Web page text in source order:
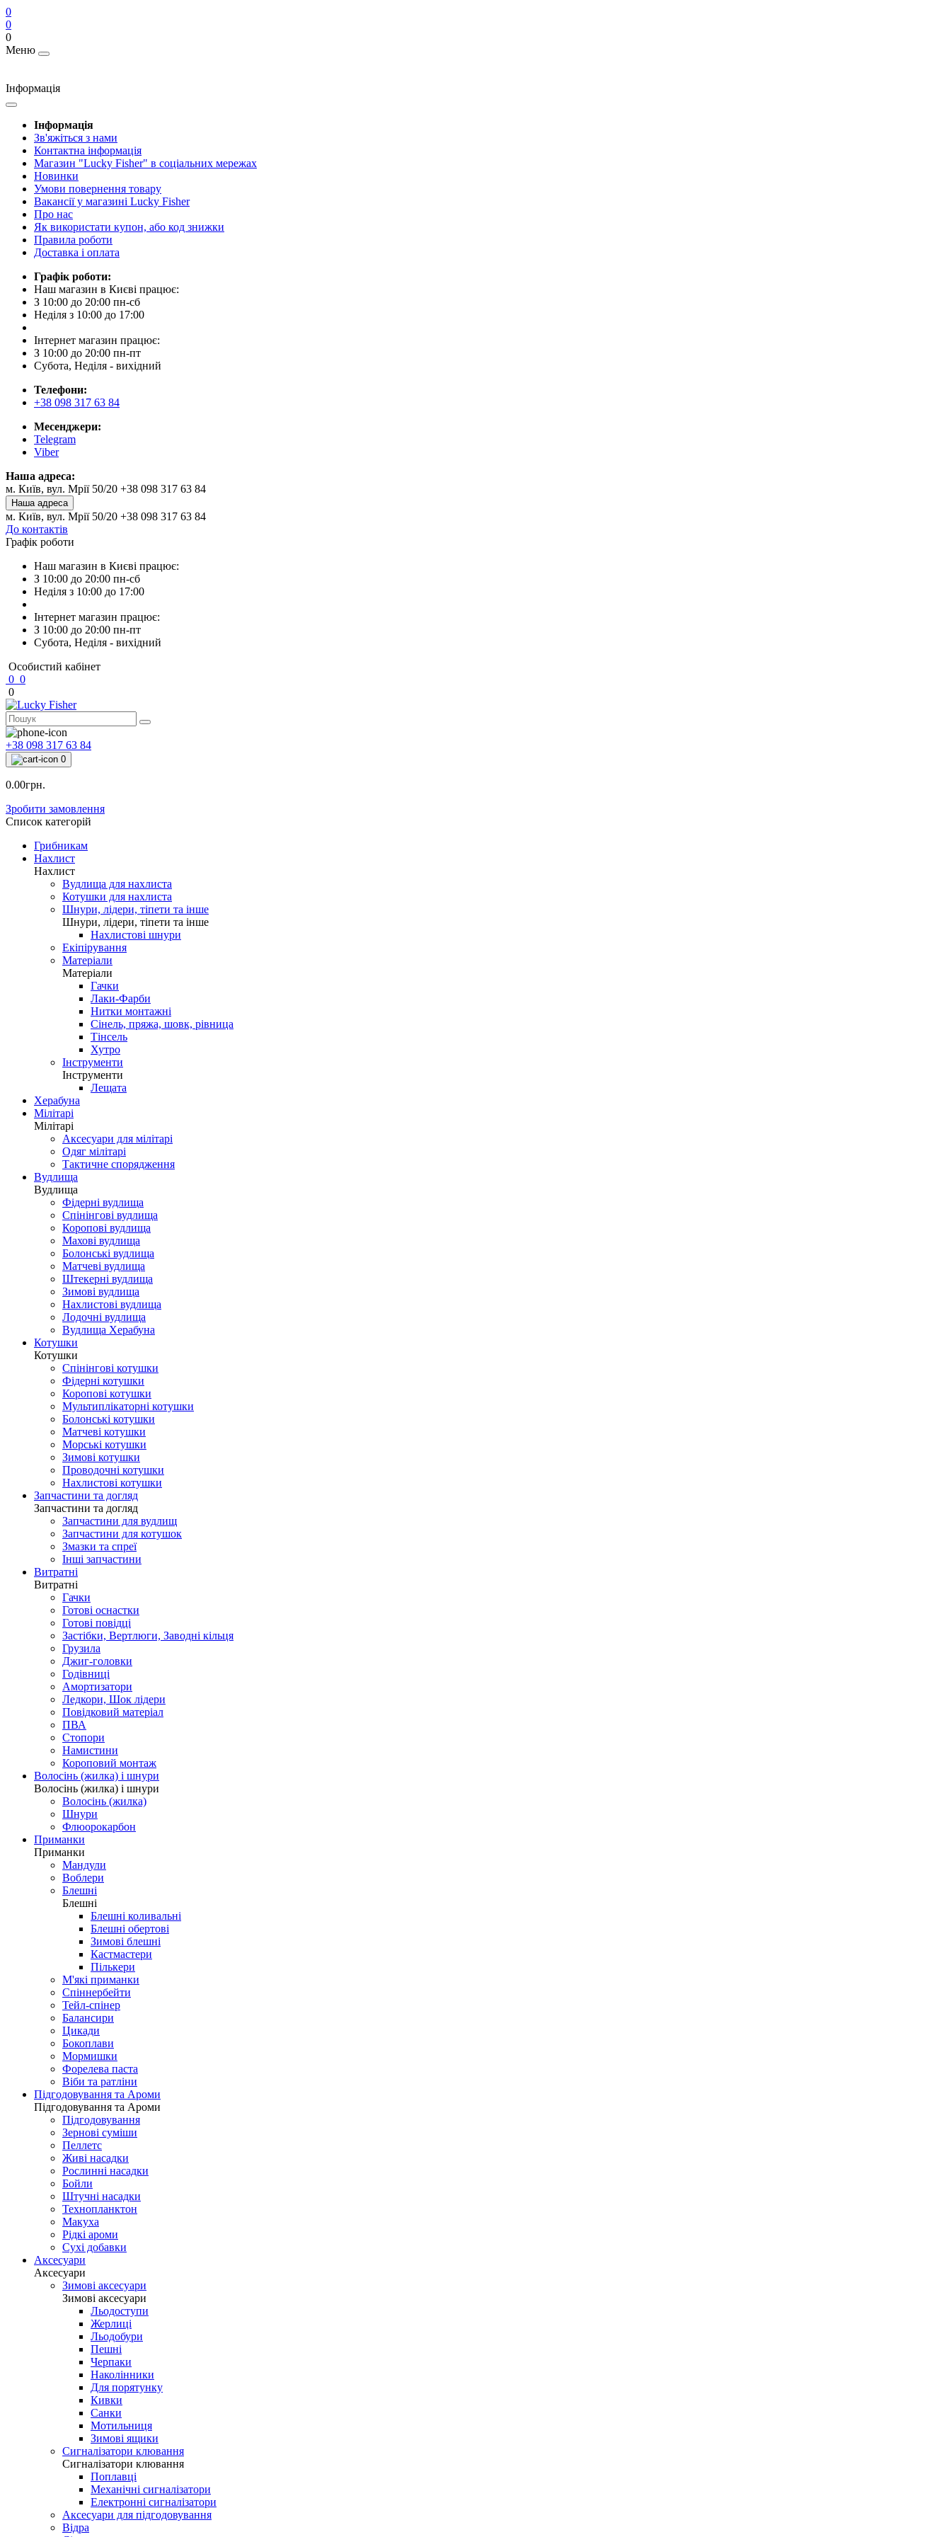
0
0
0
Меню
Інформація
Інформація
Зв'яжіться з нами
Контактна інформація
Магазин "Lucky Fisher" в соціальних мережах
Новинки
Умови повернення товару
Вакансії у магазині Lucky Fisher
Про нас
Як використати купон, або код знижки
Правила роботи
Доставка і оплата
Графік роботи:
Наш магазин в Києві працює:
З 10:00 до 20:00 пн-сб
Неділя з 10:00 до 17:00
Інтернет магазин працює:
З 10:00 до 20:00 пн-пт
Субота, Неділя - вихідний
Телефони:
+38 098 317 63 84
Месенджери:
Telegram
Viber
Наша адреса:
м. Київ, вул. Мрії 50/20 +38 098 317 63 84
Наша адреса
м. Київ, вул. Мрії 50/20 +38 098 317 63 84
До контактів
Графік роботи
Наш магазин в Києві працює:
З 10:00 до 20:00 пн-сб
Неділя з 10:00 до 17:00
Інтернет магазин працює:
З 10:00 до 20:00 пн-пт
Субота, Неділя - вихідний
Особистий кабінет
0 0
0
+38 098 317 63 84
0
0.00грн.
Зробити замовлення
Список категорій
Грибникам
Нахлист
Нахлист
Вудлища для нахлиста
Котушки для нахлиста
Шнури, лідери, тіпети та інше
Шнури, лідери, тіпети та інше
Нахлистові шнури
Екіпірування
Матеріали
Матеріали
Гачки
Лаки-Фарби
Нитки монтажні
Сінель, пряжа, шовк, рівница
Тінсель
Хутро
Інструменти
Інструменти
Лещата
Херабуна
Мілітарі
Мілітарі
Аксесуари для мілітарі
Одяг мілітарі
Тактичне спорядження
Вудлища
Вудлища
Фідерні вудлища
Спінінгові вудлища
Коропові вудлища
Махові вудлища
Болонські вудлища
Матчеві вудлища
Штекерні вудлища
Зимові вудлища
Нахлистові вудлища
Лодочні вудлища
Вудлища Херабуна
Котушки
Котушки
Спінінгові котушки
Фідерні котушки
Коропові котушки
Мультиплікаторні котушки
Болонські котушки
Матчеві котушки
Морські котушки
Зимові котушки
Проводочні котушки
Нахлистові котушки
Запчастини та догляд
Запчастини та догляд
Запчастини для вудлищ
Запчастини для котушок
Змазки та спреї
Інші запчастини
Витратні
Витратні
Гачки
Готові оснастки
Готові повідці
Застібки, Вертлюги, Заводні кільця
Грузила
Джиг-головки
Годівниці
Амортизатори
Ледкори, Шок лідери
Повідковий матеріал
ПВА
Стопори
Намистини
Короповий монтаж
Волосінь (жилка) і шнури
Волосінь (жилка) і шнури
Волосінь (жилка)
Шнури
Флюорокарбон
Приманки
Приманки
Мандули
Воблери
Блешні
Блешні
Блешні коливальні
Блешні обертові
Зимові блешні
Кастмастери
Пількери
М'які приманки
Спіннербейти
Тейл-спінер
Балансири
Цикади
Бокоплави
Мормишки
Форелева паста
Віби та ратліни
Підгодовування та Ароми
Підгодовування та Ароми
Підгодовування
Зернові суміши
Пеллетс
Живі насадки
Рослинні насадки
Бойли
Штучні насадки
Технопланктон
Макуха
Рідкі ароми
Сухі добавки
Аксесуари
Аксесуари
Зимові аксесуари
Зимові аксесуари
Льодоступи
Жерлиці
Льодобури
Пешні
Черпаки
Наколінники
Для порятунку
Кивки
Санки
Мотильниця
Зимові ящики
Сигналізатори клювання
Сигналізатори клювання
Поплавці
Механічні сигналізатори
Електронні сигналізатори
Аксесуари для підгодовування
Відра